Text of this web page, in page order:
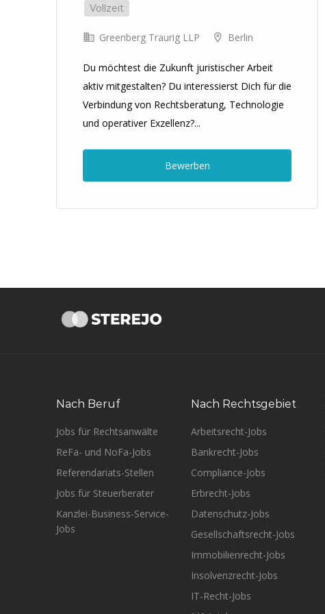
Vollzeit
Greenberg Traurig LLP Berlin
Du möchtest die Zukunft juristischer Arbeit
aktiv mitgestalten? Du interessierst Dich für die
Verbindung von Rechtsberatung, Technologie
und operativer Exzellenz?...
Bewerben
Nach Beruf
Jobs für Rechtsanwälte
ReFa- und NoFa-Jobs
Referendariats-Stellen
Jobs für Steuerberater
Kanzlei-Business-Service-
Jobs
Nach Rechtsgebiet
Arbeitsrecht-Jobs
Bankrecht-Jobs
Compliance-Jobs
Erbrecht-Jobs
Datenschutz-Jobs
Gesellschaftsrecht-Jobs
Immobilienrecht-Jobs
Insolvenzrecht-Jobs
IT-Recht-Jobs